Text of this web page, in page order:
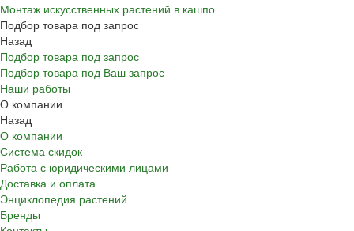
Монтаж искусственных растений в кашпо
Подбор товара под запрос
Назад
Подбор товара под запрос
Подбор товара под Ваш запрос
Наши работы
О компании
Назад
О компании
Система скидок
Работа с юридическими лицами
Доставка и оплата
Энциклопедия растений
Бренды